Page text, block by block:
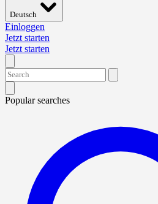
Deutsch
Einloggen
Jetzt starten
Jetzt starten
Popular searches